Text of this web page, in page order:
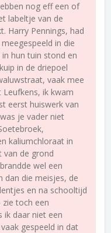
nog eff een of
labeltje van de
Harry Pennings, had
in die
hun tuin stond en
in de driepoel
vaak mee
ik kwam
eerst huiswerk van
je vader niet
kaliumchloraat in
van de grond
wel een
dan die meisjes, de
en na schooltijd
toch een
ik daar niet een
gespeeld in dat